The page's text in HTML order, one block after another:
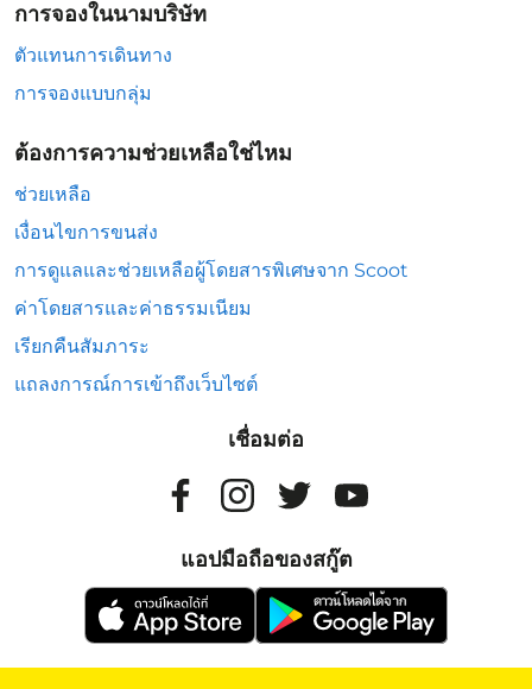
การจองในนามบริษัท
ตัวแทนการเดินทาง
การจองแบบกลุ่ม
ต้องการความช่วยเหลือใช่ไหม
ช่วยเหลือ
เงื่อนไขการขนส่ง
การดูแลและช่วยเหลือผู้โดยสารพิเศษจาก Scoot
ค่าโดยสารและค่าธรรมเนียม
เรียกคืนสัมภาระ
แถลงการณ์การเข้าถึงเว็บไซต์
เชื่อมต่อ
แอปมือถือของสกู๊ต